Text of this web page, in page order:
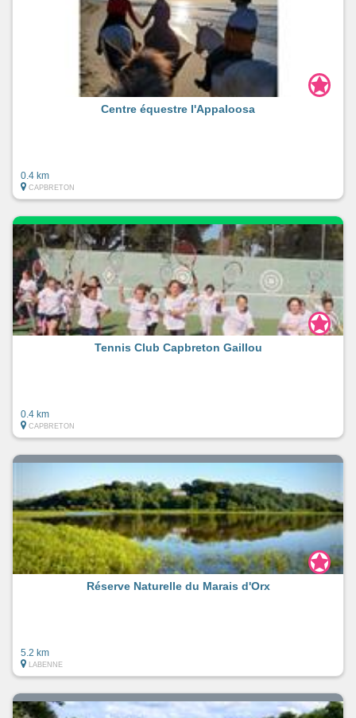
Centre équestre l'Appaloosa
0.4 km
CAPBRETON
Tennis Club Capbreton Gaillou
0.4 km
CAPBRETON
Réserve Naturelle du Marais d'Orx
5.2 km
LABENNE